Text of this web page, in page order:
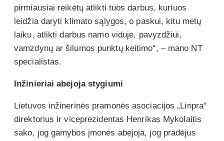
pirmiausiai reikėtų atlikti tuos darbus, kuriuos
leidžia daryti klimato sąlygos, o paskui, kitu metų
laiku, atlikti darbus namo viduje, pavyzdžiui,
vamzdynų ar šilumos punktų keitimo“, – mano NT
specialistas.
Inžinieriai abejoja stygiumi
Lietuvos inžinerinės pramonės asociacijos „Linpra“
direktorius ir viceprezidentas Henrikas Mykolaitis
sako, jog gamybos įmonės abejoja, jog pradėjus